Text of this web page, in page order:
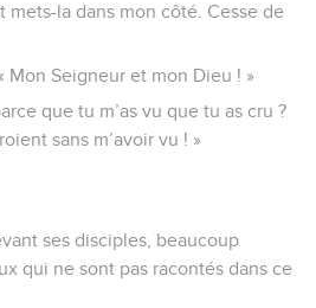
mets-la dans mon côté. Cesse de
Mon Seigneur et mon Dieu ! »
que tu m’as vu que tu as cru ?
sans m’avoir vu ! »
ses disciples, beaucoup
qui ne sont pas racontés dans ce